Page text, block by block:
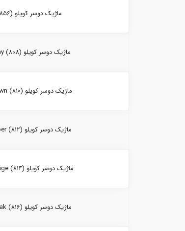
ماژیک دوسر کویلو Clay (856)
ماژیک دوسر کویلو Mahogany (808)
ماژیک دوسر کویلو Brick Brown (810)
ماژیک دوسر کویلو Raw Umber (812)
ماژیک دوسر کویلو Burnt orange (814)
ماژیک دوسر کویلو Natural Oak (816)